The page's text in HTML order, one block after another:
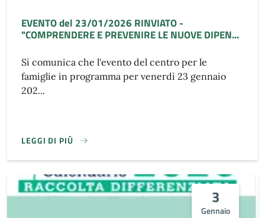
EVENTO del 23/01/2026 RINVIATO -
"COMPRENDERE E PREVENIRE LE NUOVE DIPEN...
Si comunica che l'evento del centro per le
famiglie in programma per venerdì 23 gennaio
202...
LEGGI DI PIÙ
3
Gennaio